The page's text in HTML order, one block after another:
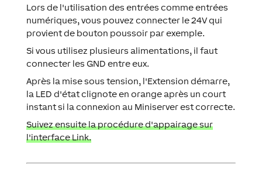
Lors de l'utilisation des entrées comme entrées
numériques, vous pouvez connecter le 24V qui
provient de bouton poussoir par exemple.
Si vous utilisez plusieurs alimentations, il faut
connecter les GND entre eux.
Après la mise sous tension, l'Extension démarre,
la LED d'état clignote en orange après un court
instant si la connexion au Miniserver est correcte.
Suivez ensuite la procédure d'appairage sur
l'interface Link.